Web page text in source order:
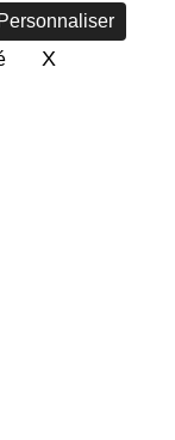
Personnaliser
XMasquer le